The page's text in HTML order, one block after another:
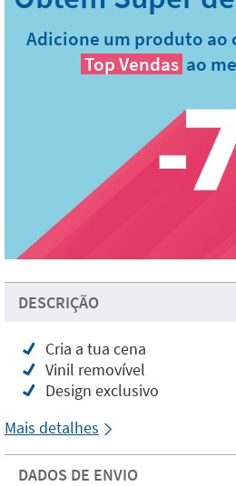
Adicione um produto ao
Top Vendas ao
DESCRIÇÃO
Cria a tua cena
Vinil removível
Design exclusivo
Mais detalhes
DADOS DE ENVIO